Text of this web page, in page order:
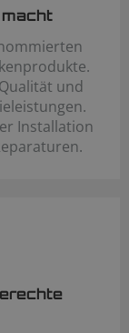
und
Installation